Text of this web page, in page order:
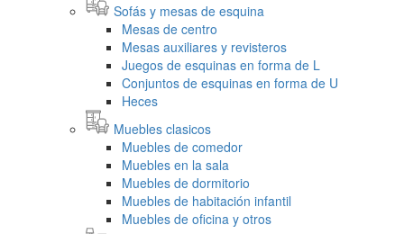
Sofás y mesas de esquina
Mesas de centro
Mesas auxiliares y revisteros
Juegos de esquinas en forma de L
Conjuntos de esquinas en forma de U
Heces
Muebles clasicos
Muebles de comedor
Muebles en la sala
Muebles de dormitorio
Muebles de habitación infantil
Muebles de oficina y otros